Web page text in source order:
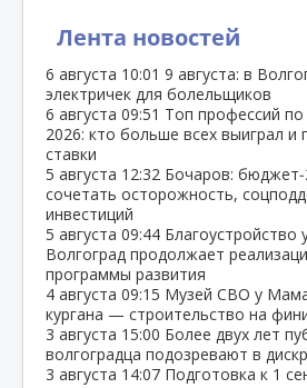
Лента новостей
6 августа 10:01 9 августа: в
электричек для болельщиков
6 августа 09:51 Топ профессий по
2026: кто больше всех выиграл и
ставки
5 августа 12:32 Бочаров:
сочетать осторожность,
инвестиций
5 августа 09:44 Благоустройство
Волгоград продолжает
программы развития
4 августа 09:15 Музей СВО у
кургана — строительство на
3 августа 15:00 Более двух лет
волгоградца подозревают в
3 августа 14:07 Подготовка к 1